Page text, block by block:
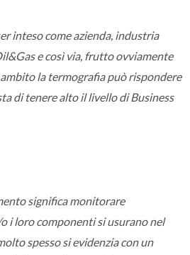
inteso come azienda, industria
e così via, frutto ovviamente
la termografia può rispondere
di tenere alto il livello di Business
significa monitorare
i loro componenti si usurano nel
spesso si evidenzia con un